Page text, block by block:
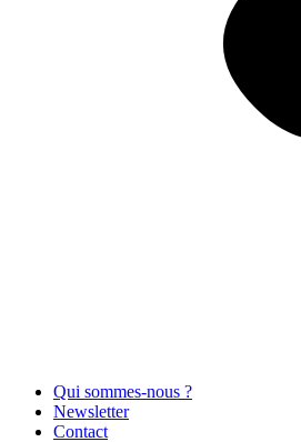
Qui sommes-nous ?
Newsletter
Contact